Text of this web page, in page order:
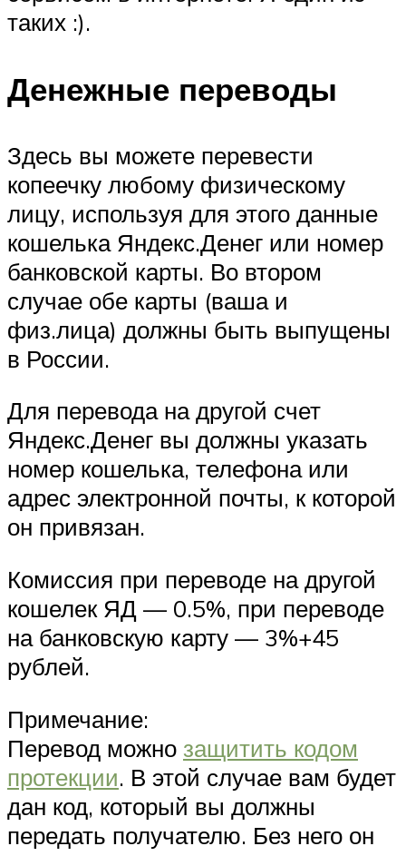
таких :).
Денежные переводы
Здесь вы можете перевести
копеечку любому физическому
лицу, используя для этого данные
кошелька Яндекс.Денег или номер
банковской карты. Во втором
случае обе карты (ваша и
физ.лица) должны быть выпущены
в России.
Для перевода на другой счет
Яндекс.Денег вы должны указать
номер кошелька, телефона или
адрес электронной почты, к которой
он привязан.
Комиссия при переводе на другой
кошелек ЯД — 0.5%, при переводе
на банковскую карту — 3%+45
рублей.
Примечание:
Перевод можно защитить кодом
протекции. В этой случае вам будет
дан код, который вы должны
передать получателю. Без него он